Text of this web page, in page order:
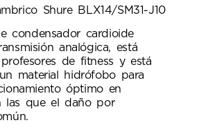
Shure BLX14/SM31-J10
condensador cardioide
analógica, está
de fitness y está
material hidrófobo para
óptimo en
las que el daño por